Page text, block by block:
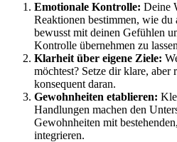
Emotionale Kontrolle: Deine
Reaktionen bestimmen, wie du
bewusst mit deinen Gefühlen
Kontrolle übernehmen zu
Klarheit über eigene Ziele:
möchtest? Setze dir klare, aber
konsequent daran.
Gewohnheiten etablieren:
Handlungen machen den
Gewohnheiten mit
integrieren.